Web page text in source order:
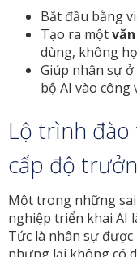
Bắt đầu bằng
Tạo ra một
dùng, không
Giúp nhân sự
bộ AI vào công
Lộ trình đào
cấp độ
Một trong những
nghiệp triển khai AI
Tức là nhân sự được